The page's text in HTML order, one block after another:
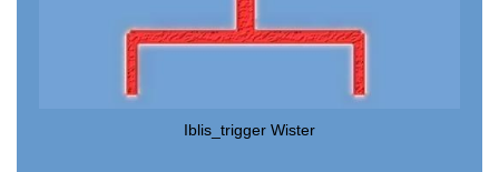
Iblis_trigger Wister